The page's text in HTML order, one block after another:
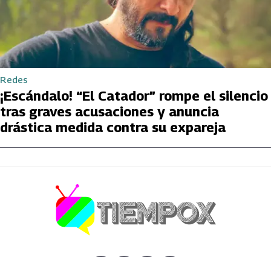
Redes
¡Escándalo! “El Catador” rompe el silencio
tras graves acusaciones y anuncia
drástica medida contra su expareja